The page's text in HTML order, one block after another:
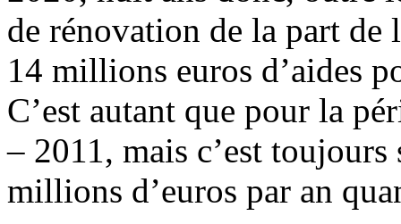
de rénovation de la part
14 millions euros d’aides
C’est autant que pour la
– 2011, mais c’est
millions d’euros par an